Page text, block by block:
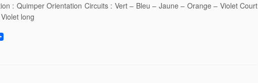
: Quimper Orientation Circuits : Vert – Bleu – Jaune – Orange – Violet Court
long